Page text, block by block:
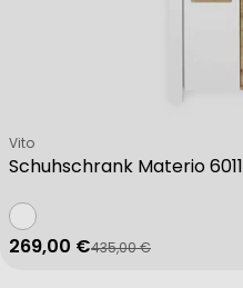
Schuhschrank Materio 6011
Verkäufer:
Vito
Verkaufspreis
269,00 €
Regulärer Preis
435,00 €